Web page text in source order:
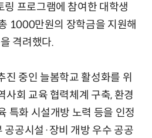
링 프로그램에 참여한 대학생
1000만원의 장학금을 지원해
격려했다.
진 중인 늘봄학교 활성화를 위
사회 교육 협력체계 구축, 환경
특화 시설개방 노력 등을 인정
공공시설·장비 개방 우수 공공